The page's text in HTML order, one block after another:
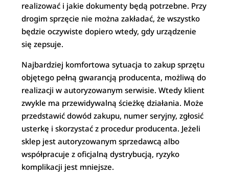
realizować i jakie dokumenty będą potrzebne. Przy
drogim sprzęcie nie można zakładać, że wszystko
będzie oczywiste dopiero wtedy, gdy urządzenie
się zepsuje.
Najbardziej komfortowa sytuacja to zakup sprzętu
objętego pełną gwarancją producenta, możliwą do
realizacji w autoryzowanym serwisie. Wtedy klient
zwykle ma przewidywalną ścieżkę działania. Może
przedstawić dowód zakupu, numer seryjny, zgłosić
usterkę i skorzystać z procedur producenta. Jeżeli
sklep jest autoryzowanym sprzedawcą albo
współpracuje z oficjalną dystrybucją, ryzyko
komplikacji jest mniejsze.